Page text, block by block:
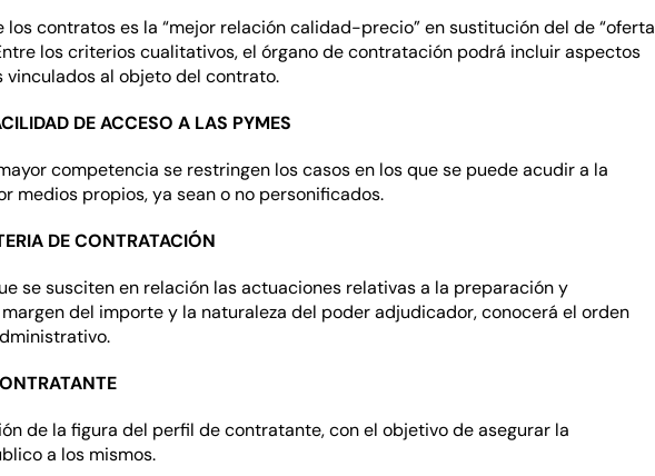
contratos es la “mejor relación calidad-precio” en sustitución del de “oferta
los criterios cualitativos, el órgano de contratación podrá incluir aspectos
al objeto del contrato.
DE ACCESO A LAS PYMES
competencia se restringen los casos en los que se puede acudir a la
medios propios, ya sean o no personificados.
DE CONTRATACIÓN
se susciten en relación las actuaciones relativas a la preparación y
del importe y la naturaleza del poder adjudicador, conocerá el orden
de la figura del perfil de contratante, con el objetivo de asegurar la
a los mismos.